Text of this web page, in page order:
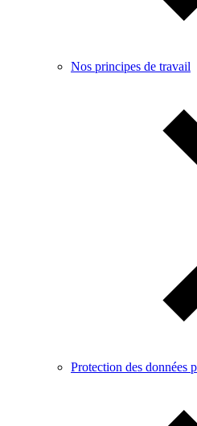
Nos principes de travail
Protection des données